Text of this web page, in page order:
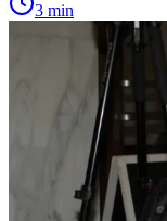
3 min